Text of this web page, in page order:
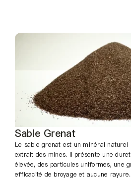
Sable Grenat
Le sable grenat est un minéral naturel
extrait des mines. Il présente une
élevée, des particules uniformes, une
efficacité de broyage et aucune rayure.